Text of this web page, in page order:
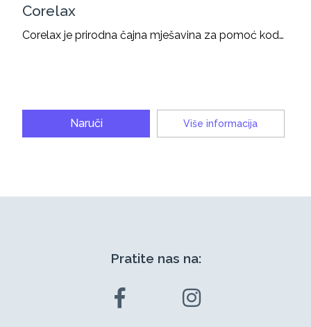
Corelax
Corelax je prirodna čajna mješavina za pomoć kod…
Naruči Više informacija
Pratite nas na: